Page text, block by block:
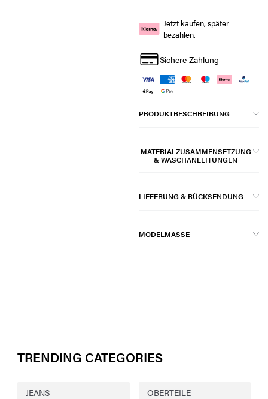
Jetzt kaufen, später
bezahlen.
Sichere Zahlung
PRODUKTBESCHREIBUNG
MATERIALZUSAMMENSETZUNG
& WASCHANLEITUNGEN
LIEFERUNG & RÜCKSENDUNG
MODELMASSE
TRENDING CATEGORIES
JEANS OBERTEILE